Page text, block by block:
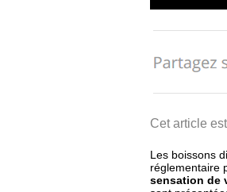
Cet article
Les boissons
réglementaire
sensation de